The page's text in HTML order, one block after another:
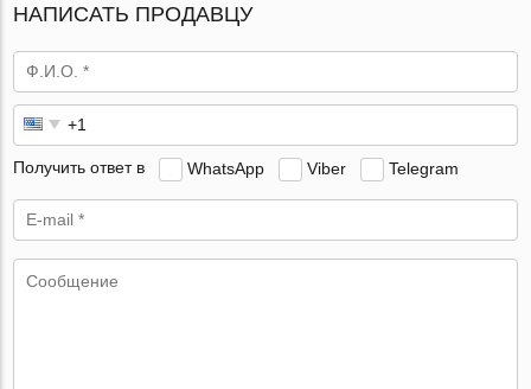
НАПИСАТЬ ПРОДАВЦУ
Получить ответ в WhatsApp Viber Telegram